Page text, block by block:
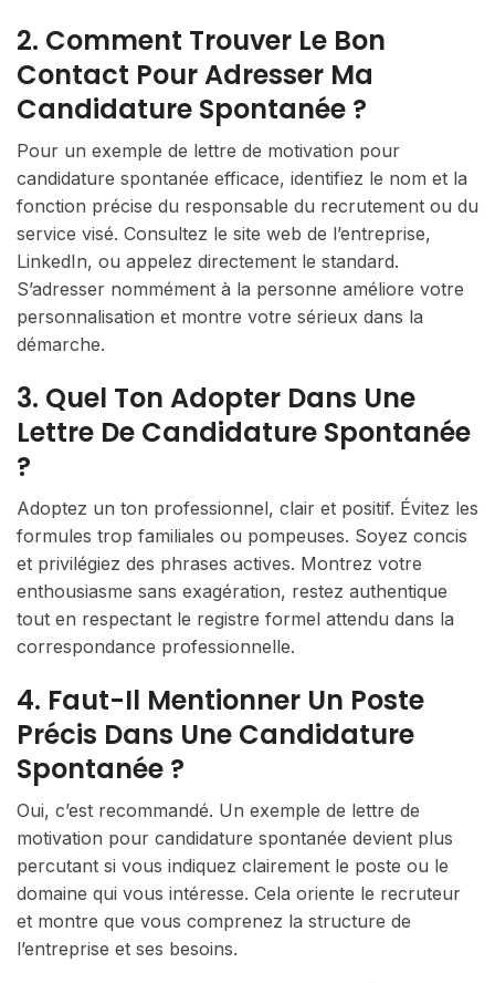
2. Comment Trouver Le Bon
Contact Pour Adresser Ma
Candidature Spontanée ?
Pour un exemple de lettre de motivation pour
candidature spontanée efficace, identifiez le nom et la
fonction précise du responsable du recrutement ou du
service visé. Consultez le site web de l’entreprise,
LinkedIn, ou appelez directement le standard.
S’adresser nommément à la personne améliore votre
personnalisation et montre votre sérieux dans la
démarche.
3. Quel Ton Adopter Dans Une
Lettre De Candidature Spontanée
?
Adoptez un ton professionnel, clair et positif. Évitez les
formules trop familiales ou pompeuses. Soyez concis
et privilégiez des phrases actives. Montrez votre
enthousiasme sans exagération, restez authentique
tout en respectant le registre formel attendu dans la
correspondance professionnelle.
4. Faut-Il Mentionner Un Poste
Précis Dans Une Candidature
Spontanée ?
Oui, c’est recommandé. Un exemple de lettre de
motivation pour candidature spontanée devient plus
percutant si vous indiquez clairement le poste ou le
domaine qui vous intéresse. Cela oriente le recruteur
et montre que vous comprenez la structure de
l’entreprise et ses besoins.